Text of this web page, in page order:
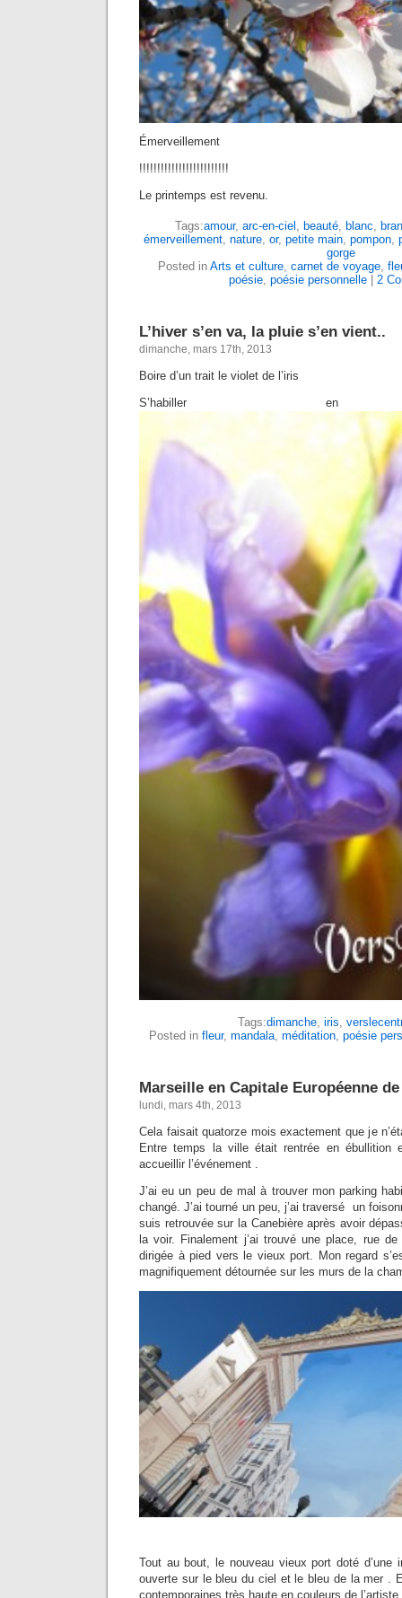
Émerveillement
!!!!!!!!!!!!!!!!!!!!!!!!!
Le printemps est revenu.
Tags:amour, arc-en-ciel , beauté, blanc,
émerveillement, nature, or, petite main, pompon,
gorge
Posted in Arts et culture, carnet de voyage,
poésie, poésie personnelle 2
L’hiver s’en va, la pluie s’en vient..
dimanche, mars 17th, 2013
Boire d’un trait le violet de l’iris
S’habiller en
Tags:dimanche, iris
Posted in fleur, mandala, méditation, poésie
Marseille en Capitale Européenne
lundi, mars 4th, 2013
Cela faisait quatorze mois exactement que je
Entre temps la ville était rentrée en ébullition
accueillir l’événement .
J’ai eu un peu de mal à trouver mon parking
changé. J’ai tourné un peu, j’ai traversé un
suis retrouvée sur la Canebière après avoir
la voir. Finalement j’ai trouvé une place, rue
dirigée à pied vers le vieux port. Mon regard
magnifiquement détournée sur les murs de la
Tout au bout, le nouveau vieux port doté d’une
ouverte sur le bleu du ciel et le bleu de la mer .
contemporaines très haute en couleurs de